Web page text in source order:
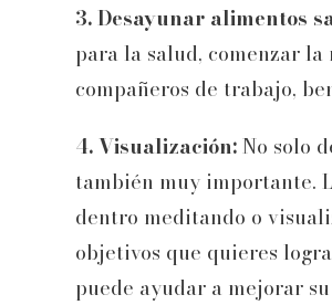
3. Desayunar alimentos
para la salud, comenzar
compañeros de trabajo,
4. Visualización:No solo
también muy importante.
dentro meditando o
objetivos que quieres
puede ayudar a mejorar